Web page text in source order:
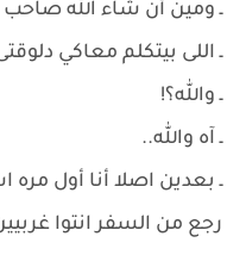
ـ ومين أن شاء الله صاحب
ـ اللى بيتكلم معاكي
ـ والله؟!
ـ آه والله..
ـ بعدين اصلا أنا أول
رجع من السفر انتوا